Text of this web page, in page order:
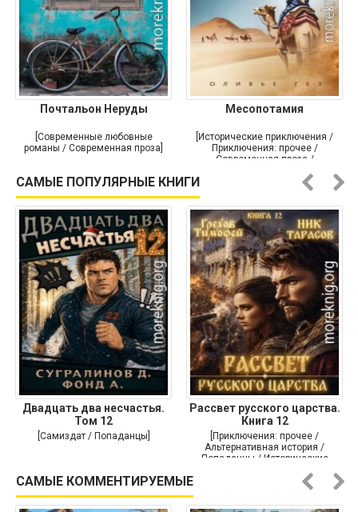
Почтальон Неруды
[Современные любовные
романы / Современная проза]
Месопотамия
[Исторические приключения /
Приключения: прочее /
Современная проза /
САМЫЕ ПОПУЛЯРНЫЕ КНИГИ
Двадцать два несчастья.
Том 12
[Самиздат / Попаданцы]
Рассвет русского царства.
Книга 12
[Приключения: прочее /
Альтернативная история /
Попаданцы / Исторические
САМЫЕ КОММЕНТИРУЕМЫЕ